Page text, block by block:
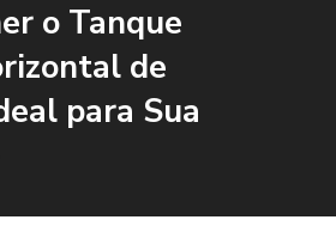
o Tanque
de
para Sua